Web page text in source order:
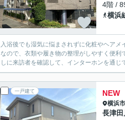
4階 /
横浜
入浴後でも湿気に悩まされずに化粧やヘア
なので、衣類や履き物の整理がしやすく便
しに来訪者を確認して、インターホンを通
一戸建て NEW
横浜
長津